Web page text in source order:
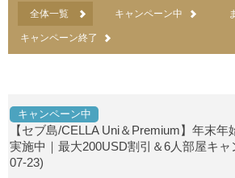
全体一覧 キャンペーン中
キャンペーン終了
キャンペーン中
【セブ島/CELLA Uni＆Premium】年末
実施中｜最大200USD割引＆6人部屋キャ
07-23)